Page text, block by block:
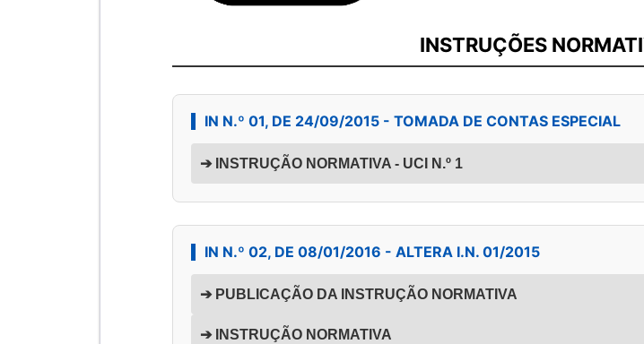
INSTRUÇÕES
IN N.º 01, DE 24/09/2015 - TOMADA DE CONTAS ESPECIAL
➔ INSTRUÇÃO NORMATIVA - UCI N.º 1
IN N.º 02, DE 08/01/2016 - ALTERA I.N. 01/2015
➔ PUBLICAÇÃO DA INSTRUÇÃO NORMATIVA
➔ INSTRUÇÃO NORMATIVA